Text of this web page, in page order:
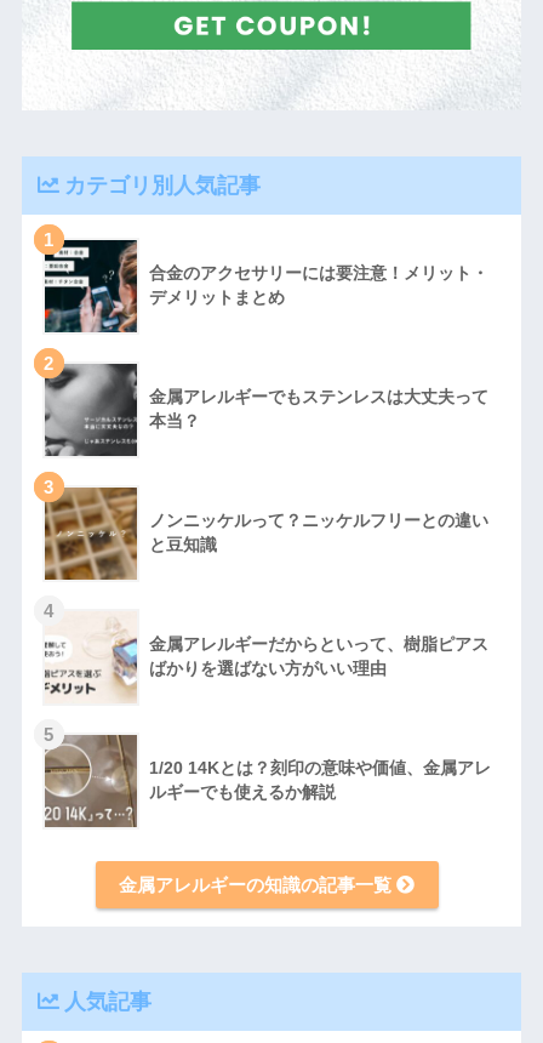
カテゴリ別人気記事
1
合金のアクセサリーには要注意！メリット・
デメリットまとめ
2
金属アレルギーでもステンレスは大丈夫って
本当？
3
ノンニッケルって？ニッケルフリーとの違い
と豆知識
4
金属アレルギーだからといって、樹脂ピアス
ばかりを選ばない方がいい理由
5
1/20 14Kとは？刻印の意味や価値、金属アレ
ルギーでも使えるか解説
金属アレルギーの知識の記事一覧
人気記事